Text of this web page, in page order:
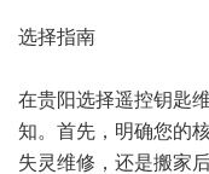
选择指南
在贵阳选择遥控钥匙
知。首先，明确您的
失灵维修，还是搬家